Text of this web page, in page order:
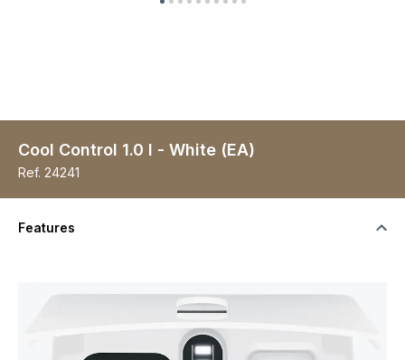
Cool Control 1.0 l - White (EA)
Ref. 24241
Features